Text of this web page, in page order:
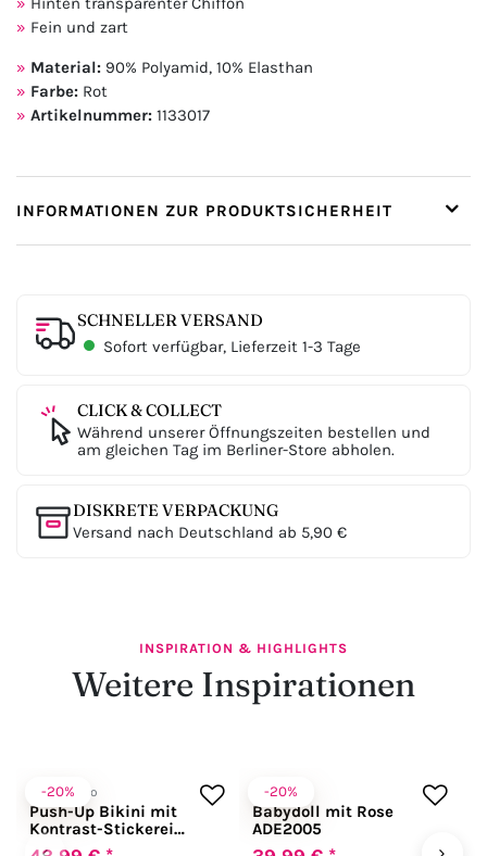
Fein und zart
Material: 90% Polyamid, 10% Elasthan
Farbe: Rot
Artikelnummer: 1133017
INFORMATIONEN ZUR PRODUKTSICHERHEIT
SCHNELLER VERSAND
Sofort verfügbar, Lieferzeit 1-3 Tage
CLICK & COLLECT
Während unserer Öffnungszeiten bestellen und
am gleichen Tag im Berliner-Store abholen.
DISKRETE VERPACKUNG
Versand nach Deutschland ab 5,90 €
INSPIRATION & HIGHLIGHTS
Weitere Inspirationen
-20%
Anabel Arto
Push-Up Bikini mit
Kontrast-Stickerei
schwarz
-20%
Andalea
Babydoll mit Rose
ADE2005